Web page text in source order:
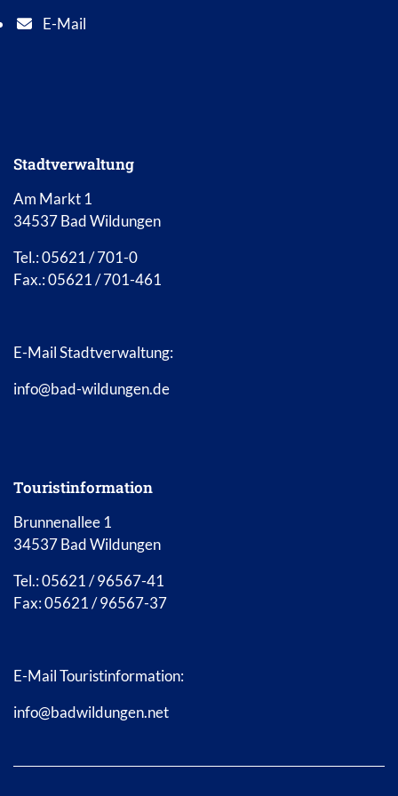
E-Mail
E-Mail Adresse: info@bad-wildungen.de
Stadtverwaltung
Am Markt 1
34537 Bad Wildungen
Tel.: 05621 / 701-0
Fax.: 05621 / 701-461
E-Mail Stadtverwaltung:
info@bad-wildungen.de
Touristinformation
Brunnenallee 1
34537 Bad Wildungen
Tel.: 05621 / 96567-41
Fax: 05621 / 96567-37
E-Mail Touristinformation:
info@badwildungen.net